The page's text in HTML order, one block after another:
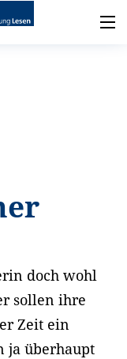
doch wohl
sollen ihre
Zeit ein
ja überhaupt